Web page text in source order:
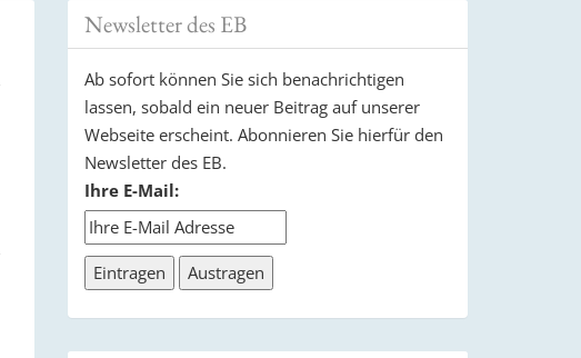
Newsletter des EB
Ab sofort können Sie sich benachrichtigen
lassen, sobald ein neuer Beitrag auf unserer
Webseite erscheint. Abonnieren Sie hierfür den
Newsletter des EB.
Ihre E-Mail: